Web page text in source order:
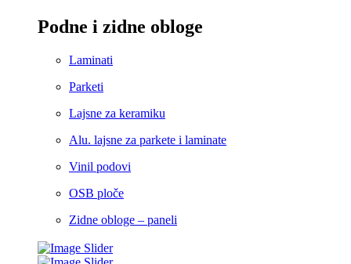
Podne i zidne obloge
Laminati
Parketi
Lajsne za keramiku
Alu. lajsne za parkete i laminate
Vinil podovi
OSB ploče
Zidne obloge – paneli